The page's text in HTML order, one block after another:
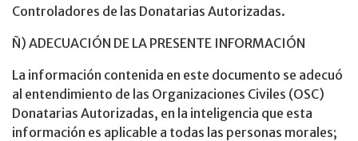
Controladores de las Donatarias Autorizadas.
Ñ) ADECUACIÓN DE LA PRESENTE INFORMACIÓN
La información contenida en este documento se adecuó
al entendimiento de las Organizaciones Civiles (OSC)
Donatarias Autorizadas, en la inteligencia que esta
información es aplicable a todas las personas morales;